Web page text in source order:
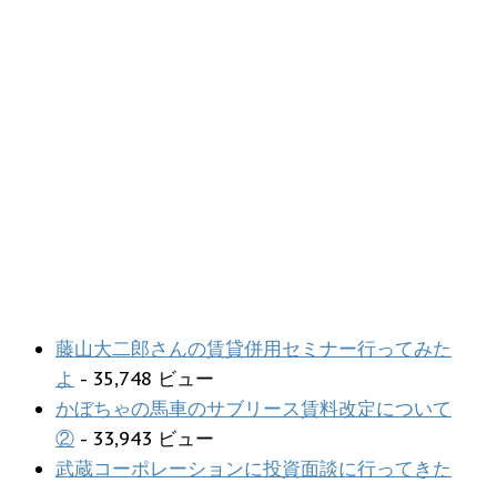
藤山大二郎さんの賃貸併用セミナー行ってみた
よ - 35,748 ビュー
かぼちゃの馬車のサブリース賃料改定について
② - 33,943 ビュー
武蔵コーポレーションに投資面談に行ってきた